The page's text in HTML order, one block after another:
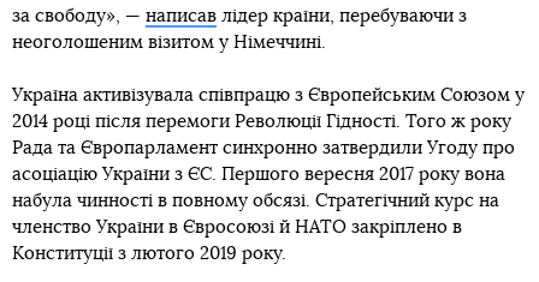
за свободу», — написав лідер країни, перебуваючи з
неоголошеним візитом у Німеччині.
Україна активізувала співпрацю з Європейським Союзом у
2014 році після перемоги Революції Гідності. Того ж року
Рада та Європарламент синхронно затвердили Угоду про
асоціацію України з ЄС. Першого вересня 2017 року вона
набула чинності в повному обсязі. Стратегічний курс на
членство України в Євросоюзі й НАТО закріплено в
Конституції з лютого 2019 року.